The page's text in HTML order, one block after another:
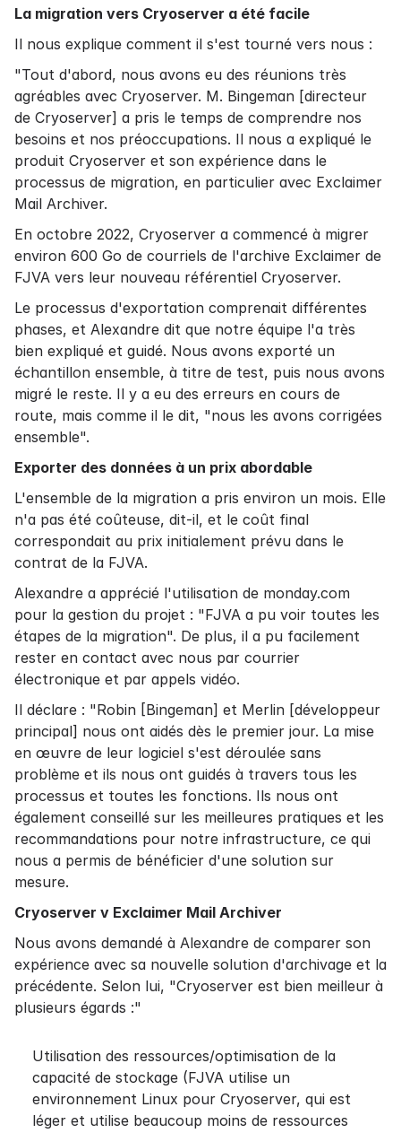
La migration vers Cryoserver a été facile
Il nous explique comment il s'est tourné vers nous :
"Tout d'abord, nous avons eu des réunions très
agréables avec Cryoserver. M. Bingeman [directeur
de Cryoserver] a pris le temps de comprendre nos
besoins et nos préoccupations. Il nous a expliqué le
produit Cryoserver et son expérience dans le
processus de migration, en particulier avec Exclaimer
Mail Archiver.
En octobre 2022, Cryoserver a commencé à migrer
environ 600 Go de courriels de l'archive Exclaimer de
FJVA vers leur nouveau référentiel Cryoserver.
Le processus d'exportation comprenait différentes
phases, et Alexandre dit que notre équipe l'a très
bien expliqué et guidé. Nous avons exporté un
échantillon ensemble, à titre de test, puis nous avons
migré le reste. Il y a eu des erreurs en cours de
route, mais comme il le dit, "nous les avons corrigées
ensemble".
Exporter des données à un prix abordable
L'ensemble de la migration a pris environ un mois. Elle
n'a pas été coûteuse, dit-il, et le coût final
correspondait au prix initialement prévu dans le
contrat de la FJVA.
Alexandre a apprécié l'utilisation de monday.com
pour la gestion du projet : "FJVA a pu voir toutes les
étapes de la migration". De plus, il a pu facilement
rester en contact avec nous par courrier
électronique et par appels vidéo.
Il déclare : "Robin [Bingeman] et Merlin [développeur
principal] nous ont aidés dès le premier jour. La mise
en œuvre de leur logiciel s'est déroulée sans
problème et ils nous ont guidés à travers tous les
processus et toutes les fonctions. Ils nous ont
également conseillé sur les meilleures pratiques et les
recommandations pour notre infrastructure, ce qui
nous a permis de bénéficier d'une solution sur
mesure.
Cryoserver v Exclaimer Mail Archiver
Nous avons demandé à Alexandre de comparer son
expérience avec sa nouvelle solution d'archivage et la
précédente. Selon lui, "Cryoserver est bien meilleur à
plusieurs égards :"
Utilisation des ressources/optimisation de la
capacité de stockage (FJVA utilise un
environnement Linux pour Cryoserver, qui est
léger et utilise beaucoup moins de ressources